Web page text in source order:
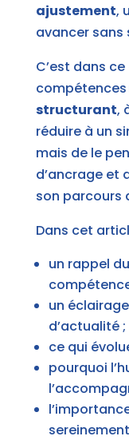
ajustement,
avancer sans
C’est dans
compétences
structurant,
réduire à un
mais de le
d’ancrage et
son parcours
Dans cet
un rappel
un
d’actualité ;
ce qui
pourquoi